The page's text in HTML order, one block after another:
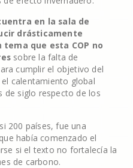
en la sala de
drásticamente
tema que esta COP no
sobre la falta de
cumplir el objetivo del
calentamiento global
de siglo respecto de los
200 países, fue una
había comenzado el
si el texto no fortalecía la
de carbono.